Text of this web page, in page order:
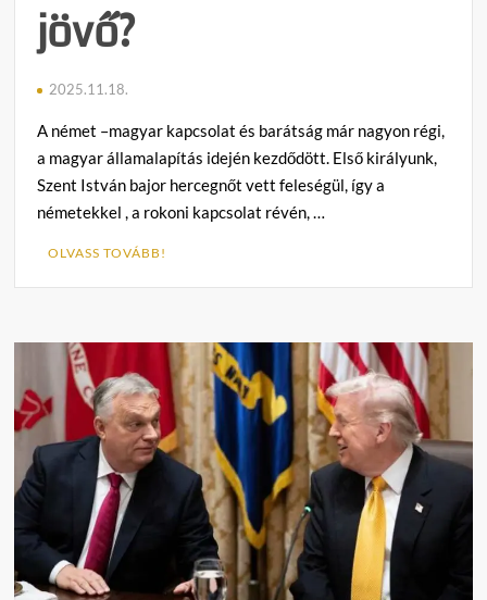
jövő?
2025.11.18.
A német –magyar kapcsolat és barátság már nagyon régi,
a magyar államalapítás idején kezdődött. Első királyunk,
Szent István bajor hercegnőt vett feleségül, így a
németekkel , a rokoni kapcsolat révén, …
OLVASS TOVÁBB!
n
t
on
Hollai
Hehs
AfD
FIDESZ,